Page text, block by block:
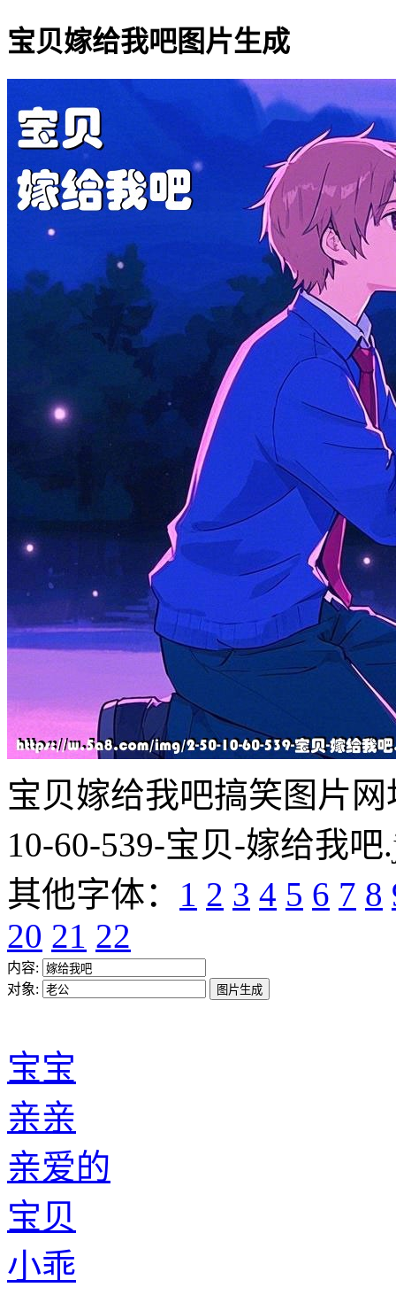
宝贝嫁给我吧图片生成
宝贝嫁给我吧搞笑图片网
10-60-539-宝贝-嫁给我吧
其他字体： 1 2 3 4 5 6 7 8
20 21 22
内容:
对象:
宝宝
亲亲
亲爱的
宝贝
小乖